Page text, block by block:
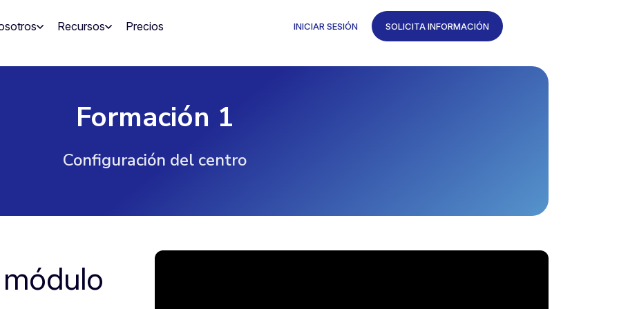
Recursos Precios INICIAR SESIÓN SOLICITA INFORMACIÓN
Formación 1
Configuración del centro